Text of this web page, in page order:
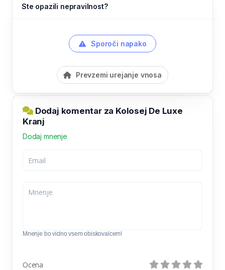
Ste opazili nepravilnost?
Sporoči napako
Prevzemi urejanje vnosa
Dodaj komentar za Kolosej De Luxe
Kranj
Dodaj mnenje
Mnenje bo vidno vsem obiskovalcem!
Ocena